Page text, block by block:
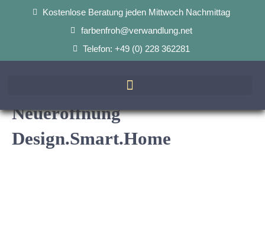
Kostenlose Beratung jeden Mittwoch Nachmittag
farbenfroh@verwandlung.net
Telefon: +49 (0) 228 362281
Neueröffnung
Design.Smart.Home